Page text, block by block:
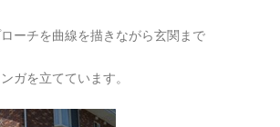
ーチを曲線を描きながら玄関まで
ガを立てています。